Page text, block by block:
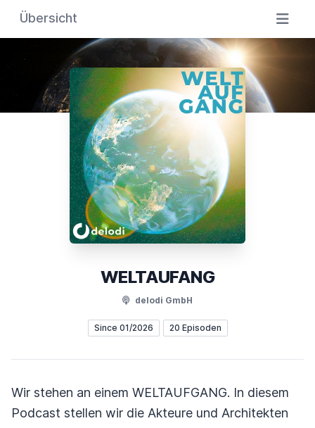
Übersicht
WELTAUFANG
delodi GmbH
Since 01/2026 20 Episoden
Wir stehen an einem WELTAUFGANG. In diesem
Podcast stellen wir die Akteure und Architekten